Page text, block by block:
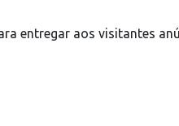
entregar aos visitantes